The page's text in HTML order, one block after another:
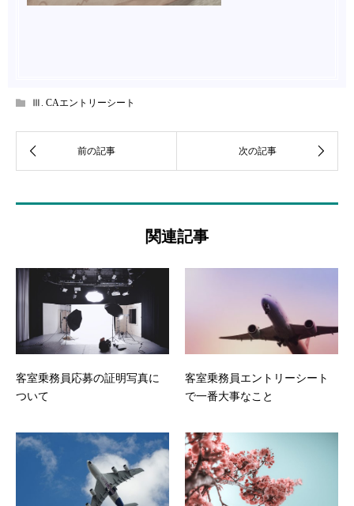
Ⅲ. CAエントリーシート
関連記事
客室乗務員応募の証明写真に
ついて
客室乗務員エントリーシート
で一番大事なこと